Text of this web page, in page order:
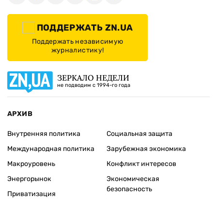
ПОДДЕРЖАТЬ ZN.UA
Поддержать независимую
журналистику!
ЗЕРКАЛО НЕДЕЛИ
не подводим с 1994-го года
АРХИВ
Внутренняя политика
Международная политика
Макроуровень
Энергорынок
Приватизация
Социальная защита
Зарубежная экономика
Конфликт интересов
Экономическая
безопасность